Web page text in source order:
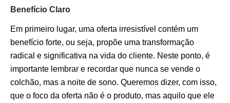
Benefício Claro
Em primeiro lugar, uma oferta irresistível contém um
benefício forte, ou seja, propõe uma transformação
radical e significativa na vida do cliente. Neste ponto, é
importante lembrar e recordar que nunca se vende o
colchão, mas a noite de sono. Queremos dizer, com isso,
que o foco da oferta não é o produto, mas aquilo que ele